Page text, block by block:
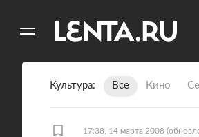
Культура Все Кино
17:38, 14 марта 2008